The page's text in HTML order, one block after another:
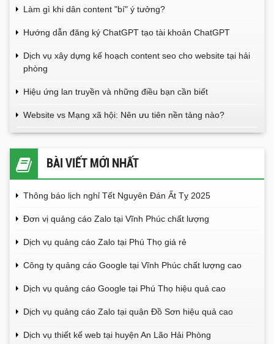
Làm gì khi dân content "bí" ý tưởng?
Hướng dẫn đăng ký ChatGPT tạo tài khoản ChatGPT
Dịch vụ xây dựng kế hoạch content seo cho website tại hải
phòng
Hiệu ứng lan truyền và những điều bạn cần biết
Website vs Mạng xã hội: Nên ưu tiên nền tảng nào?
BÀI VIẾT MỚI NHẤT
Thông báo lịch nghỉ Tết Nguyên Đán Ất Tỵ 2025
Đơn vị quảng cáo Zalo tại Vĩnh Phúc chất lượng
Dịch vụ quảng cáo Zalo tại Phú Thọ giá rẻ
Công ty quảng cáo Google tại Vĩnh Phúc chất lượng cao
Dịch vụ quảng cáo Google tại Phú Thọ hiệu quả cao
Dịch vụ quảng cáo Zalo tại quận Đồ Sơn hiệu quả cao
Dịch vụ thiết kế web tại huyện An Lão Hải Phòng